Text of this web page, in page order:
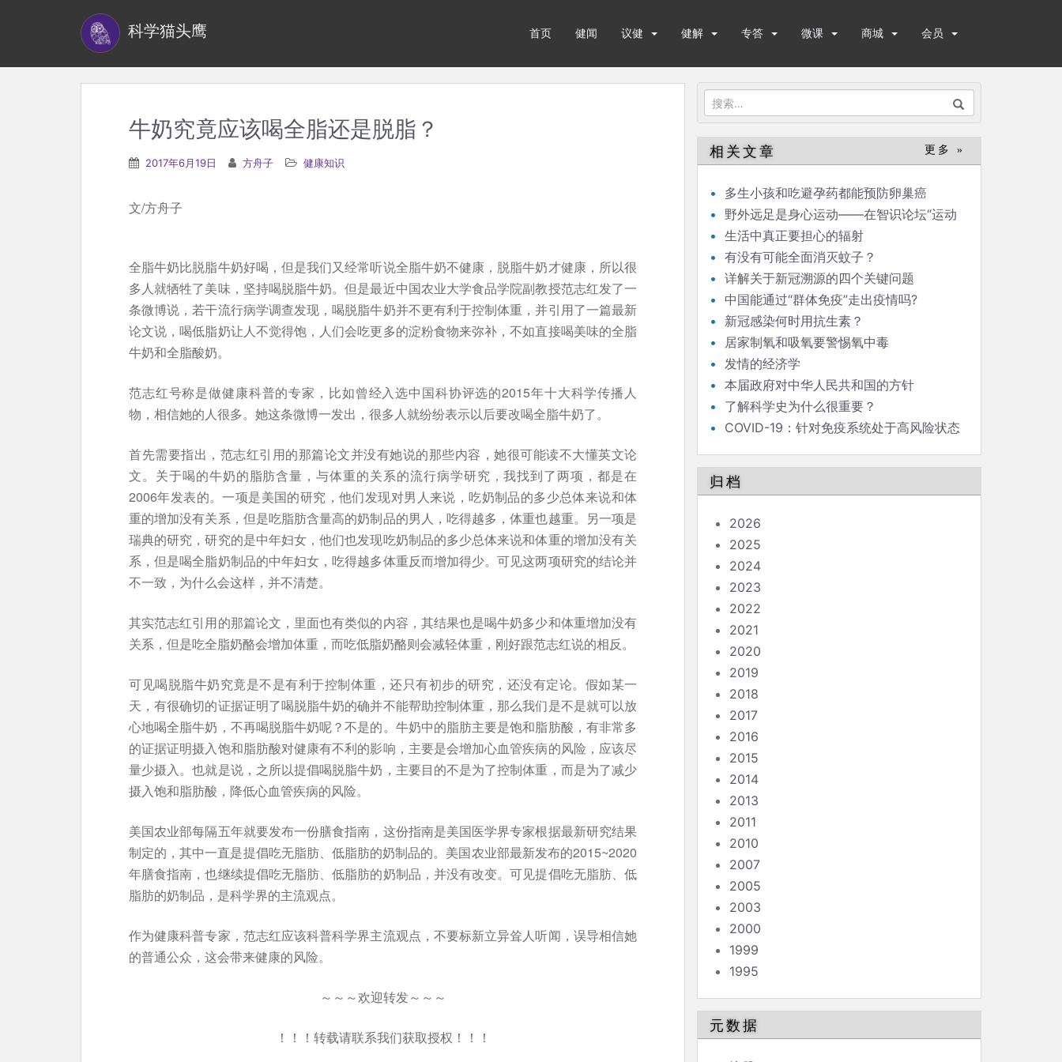
科学猫头鹰 首页 健闻 议健 健解 专答 微课 商城 会员
搜
索：
牛奶究竟应该喝全脂还是脱脂？
2017年6月19日 方舟子 健康知识
文/方舟子
全脂牛奶比脱脂牛奶好喝，但是我们又经常听说全脂牛奶不健康，脱脂牛奶才健康，所以很
多人就牺牲了美味，坚持喝脱脂牛奶。但是最近中国农业大学食品学院副教授范志红发了一
条微博说，若干流行病学调查发现，喝脱脂牛奶并不更有利于控制体重，并引用了一篇最新
论文说，喝低脂奶让人不觉得饱，人们会吃更多的淀粉食物来弥补，不如直接喝美味的全脂
牛奶和全脂酸奶。
范志红号称是做健康科普的专家，比如曾经入选中国科协评选的2015年十大科学传播人
物，相信她的人很多。她这条微博一发出，很多人就纷纷表示以后要改喝全脂牛奶了。
首先需要指出，范志红引用的那篇论文并没有她说的那些内容，她很可能读不大懂英文论
文。关于喝的牛奶的脂肪含量，与体重的关系的流行病学研究，我找到了两项，都是在
2006年发表的。一项是美国的研究，他们发现对男人来说，吃奶制品的多少总体来说和体
重的增加没有关系，但是吃脂肪含量高的奶制品的男人，吃得越多，体重也越重。另一项是
瑞典的研究，研究的是中年妇女，他们也发现吃奶制品的多少总体来说和体重的增加没有关
系，但是喝全脂奶制品的中年妇女，吃得越多体重反而增加得少。可见这两项研究的结论并
不一致，为什么会这样，并不清楚。
其实范志红引用的那篇论文，里面也有类似的内容，其结果也是喝牛奶多少和体重增加没有
关系，但是吃全脂奶酪会增加体重，而吃低脂奶酪则会减轻体重，刚好跟范志红说的相反。
可见喝脱脂牛奶究竟是不是有利于控制体重，还只有初步的研究，还没有定论。假如某一
天，有很确切的证据证明了喝脱脂牛奶的确并不能帮助控制体重，那么我们是不是就可以放
心地喝全脂牛奶，不再喝脱脂牛奶呢？不是的。牛奶中的脂肪主要是饱和脂肪酸，有非常多
的证据证明摄入饱和脂肪酸对健康有不利的影响，主要是会增加心血管疾病的风险，应该尽
量少摄入。也就是说，之所以提倡喝脱脂牛奶，主要目的不是为了控制体重，而是为了减少
摄入饱和脂肪酸，降低心血管疾病的风险。
美国农业部每隔五年就要发布一份膳食指南，这份指南是美国医学界专家根据最新研究结果
制定的，其中一直是提倡吃无脂肪、低脂肪的奶制品的。美国农业部最新发布的2015~2020
年膳食指南，也继续提倡吃无脂肪、低脂肪的奶制品，并没有改变。可见提倡吃无脂肪、低
脂肪的奶制品，是科学界的主流观点。
作为健康科普专家，范志红应该科普科学界主流观点，不要标新立异耸人听闻，误导相信她
的普通公众，这会带来健康的风险。
～～～欢迎转发～～～
！！！转载请联系我们获取授权！！！
相关文章 更多 »
多生小孩和吃避孕药都能预防卵巢癌
野外远足是身心运动——在智识论坛“运动
与健康”的发言
生活中真正要担心的辐射
有没有可能全面消灭蚊子？
详解关于新冠溯源的四个关键问题
中国能通过“群体免疫”走出疫情吗?
新冠感染何时用抗生素？
居家制氧和吸氧要警惕氧中毒
发情的经济学
本届政府对中华人民共和国的方针
了解科学史为什么很重要？
COVID-19：针对免疫系统处于高风险状态
归档
2026
2025
2024
2023
2022
2021
2020
2019
2018
2017
2016
2015
2014
2013
2011
2010
2007
2005
2003
2000
1999
1995
元数据